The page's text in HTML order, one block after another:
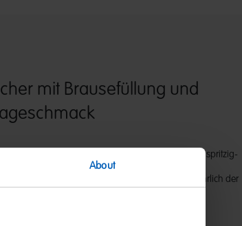
About
mit Brausefüllung und
Kracher mit prickelnder Brausefüllung bieten ein spritzig-
Geschmackserlebnis. In der beliebten
Cola sind sie für Groß und Klein wahrlich der